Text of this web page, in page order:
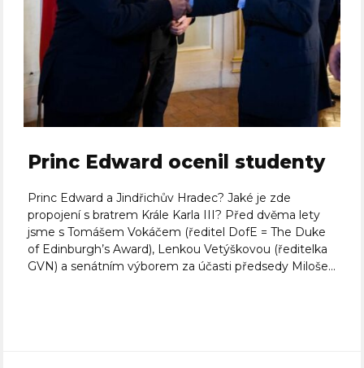
Princ Edward ocenil studenty
Princ Edward a Jindřichův Hradec? Jaké je zde
propojení s bratrem Krále Karla III? Před dvěma lety
jsme s Tomášem Vokáčem (ředitel DofE = The Duke
of Edinburgh’s Award), Lenkou Vetýškovou (ředitelka
GVN) a senátním výborem za účasti předsedy Miloše...